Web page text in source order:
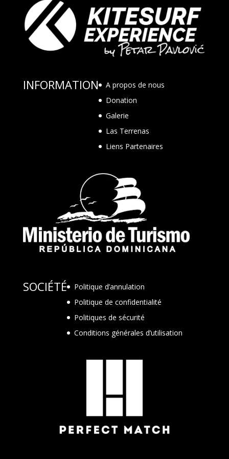
INFORMATION
A propos de nous
Donation
Galerie
Las Terrenas
Liens Partenaires
SOCIÉTÉ
Politique d’annulation
Politique de confidentialité
Politiques de sécurité
Conditions générales d’utilisation